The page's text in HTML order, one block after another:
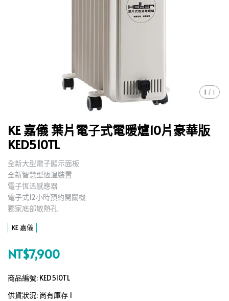
1 / 1
KE 嘉儀 葉片電子式電暖爐10片豪華版
KED510TL
全新大型電子顯示面板
全新智慧型恆溫裝置
電子恆溫感應器
電子式12小時預約開關機
獨家底部散熱孔
KE 嘉儀
NT$7,900
商品編號: KED510TL
供貨狀況: 尚有庫存 1